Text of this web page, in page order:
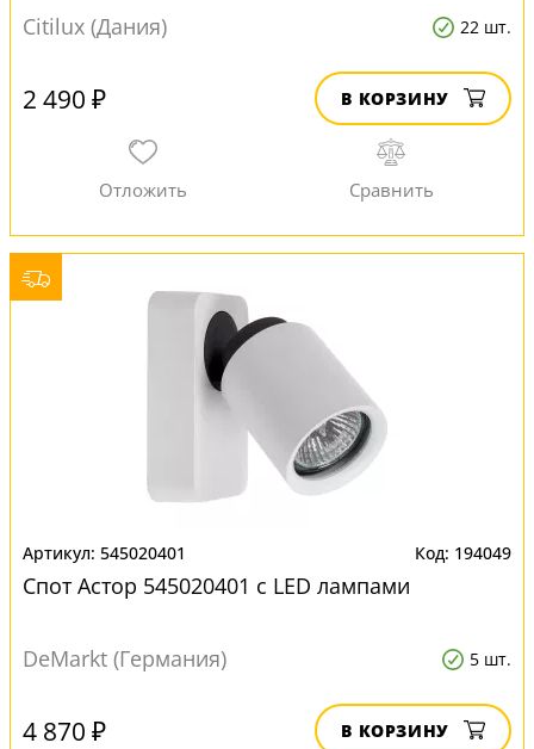
Citilux (Дания) 22 шт.
2 490 ₽ В КОРЗИНУ
545020401 194049
Спот Астор 545020401 с LED лампами
DeMarkt (Германия) 5 шт.
4 870 ₽ В КОРЗИНУ